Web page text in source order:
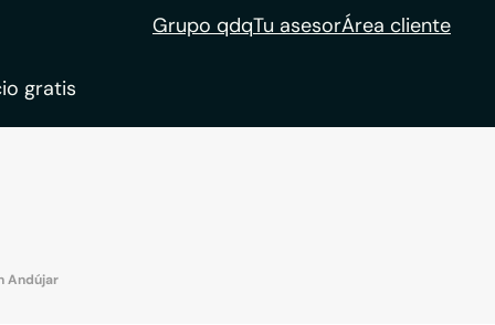
Grupo qdqTu asesorÁrea cliente
gratis
Andújar